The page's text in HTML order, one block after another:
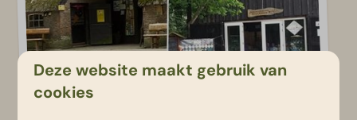
Deze website maakt gebruik van
cookies